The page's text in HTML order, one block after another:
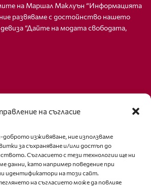
на съгласие
доброто изживяване, ние използваме
за съхраняване и/или достъп до
Съгласието с тези технологии ще ни
данни, като например поведение при
идентификатори на този сайт.
на съгласието може да повлияе
на Маршал Маклуън “Информацията
ние развяваме с достойнство нашето
“Дайте на модата свободата,